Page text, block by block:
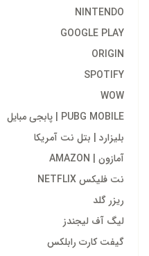
NINTENDO
GOOGLE PLAY
ORIGIN
SPOTIFY
WOW
PUBG MOBILE | پابجی مبایل
بلیزارد | بتل نت آمریکا
آمازون | AMAZON
نت فلیکس NETFLIX
ریزر گلد
لیگ آف لیجندز
گیفت کارت رابلکس